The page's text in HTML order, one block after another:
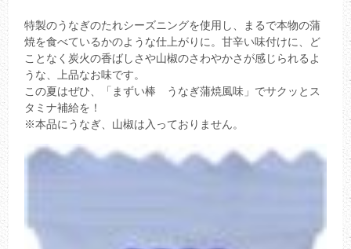
特製のうなぎのたれシーズニングを使用し、まるで本物の蒲
焼を食べているかのような仕上がりに。甘辛い味付けに、ど
ことなく炭火の香ばしさや山椒のさわやかさが感じられるよ
うな、上品なお味です。
この夏はぜひ、「まずい棒 うなぎ蒲焼風味」でサクッとス
タミナ補給を！
※本品にうなぎ、山椒は入っておりません。